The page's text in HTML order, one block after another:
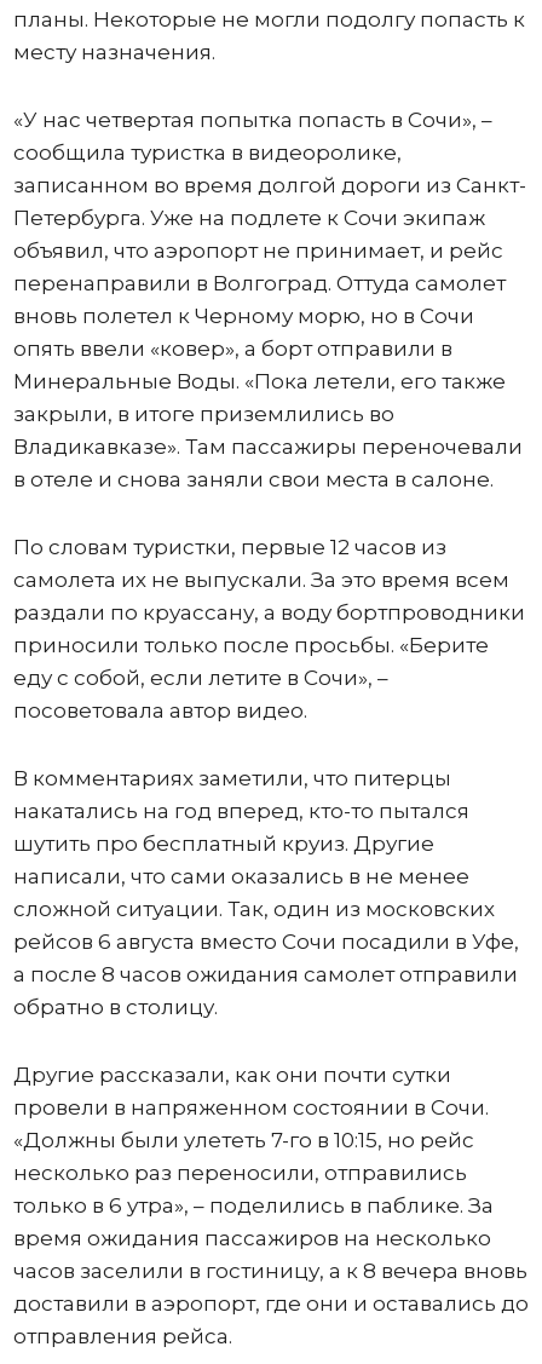
планы. Некоторые не могли подолгу попасть к
месту назначения.
«У нас четвертая попытка попасть в Сочи», –
сообщила туристка в видеоролике,
записанном во время долгой дороги из Санкт-
Петербурга. Уже на подлете к Сочи экипаж
объявил, что аэропорт не принимает, и рейс
перенаправили в Волгоград. Оттуда самолет
вновь полетел к Черному морю, но в Сочи
опять ввели «ковер», а борт отправили в
Минеральные Воды. «Пока летели, его также
закрыли, в итоге приземлились во
Владикавказе». Там пассажиры переночевали
в отеле и снова заняли свои места в салоне.
По словам туристки, первые 12 часов из
самолета их не выпускали. За это время всем
раздали по круассану, а воду бортпроводники
приносили только после просьбы. «Берите
еду с собой, если летите в Сочи», –
посоветовала автор видео.
В комментариях заметили, что питерцы
накатались на год вперед, кто-то пытался
шутить про бесплатный круиз. Другие
написали, что сами оказались в не менее
сложной ситуации. Так, один из московских
рейсов 6 августа вместо Сочи посадили в Уфе,
а после 8 часов ожидания самолет отправили
обратно в столицу.
Другие рассказали, как они почти сутки
провели в напряженном состоянии в Сочи.
«Должны были улететь 7-го в 10:15, но рейс
несколько раз переносили, отправились
только в 6 утра», – поделились в паблике. За
время ожидания пассажиров на несколько
часов заселили в гостиницу, а к 8 вечера вновь
доставили в аэропорт, где они и оставались до
отправления рейса.